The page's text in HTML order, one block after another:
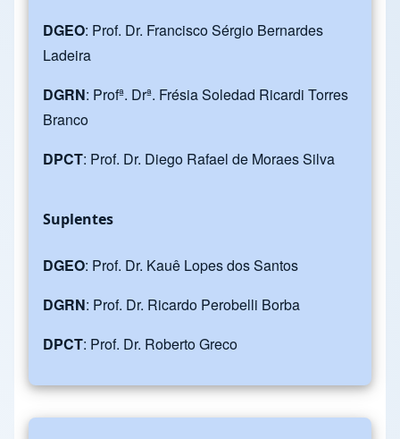
DGEO: Prof. Dr. Francisco Sérgio Bernardes
Ladeira
DGRN: Profª. Drª. Frésia Soledad Ricardi Torres
Branco
DPCT: Prof. Dr. Diego Rafael de Moraes Silva
Suplentes
DGEO: Prof. Dr. Kauê Lopes dos Santos
DGRN: Prof. Dr. Ricardo Perobelli Borba
DPCT: Prof. Dr. Roberto Greco